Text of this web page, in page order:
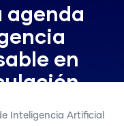
agenda
en
Inteligencia Artificial